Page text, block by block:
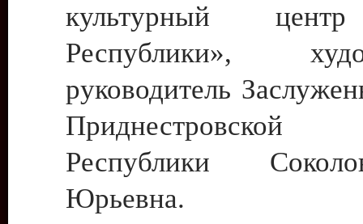
культурный
Республики»,
руководитель
Приднестровской
Республики
Юрьевна.